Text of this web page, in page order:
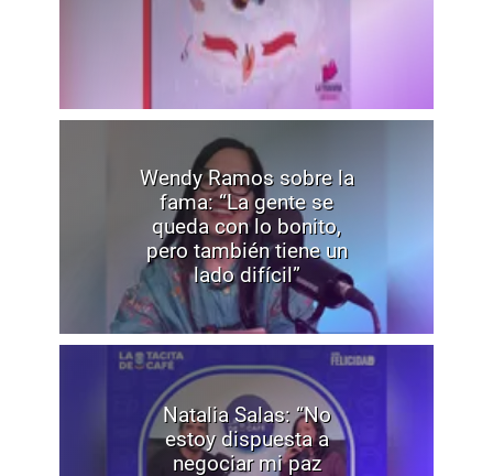
Wendy Ramos sobre la
fama: “La gente se
queda con lo bonito,
pero también tiene un
lado difícil”
Natalia Salas: “No
estoy dispuesta a
negociar mi paz